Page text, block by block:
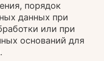
порядок
данных при
или при
оснований для